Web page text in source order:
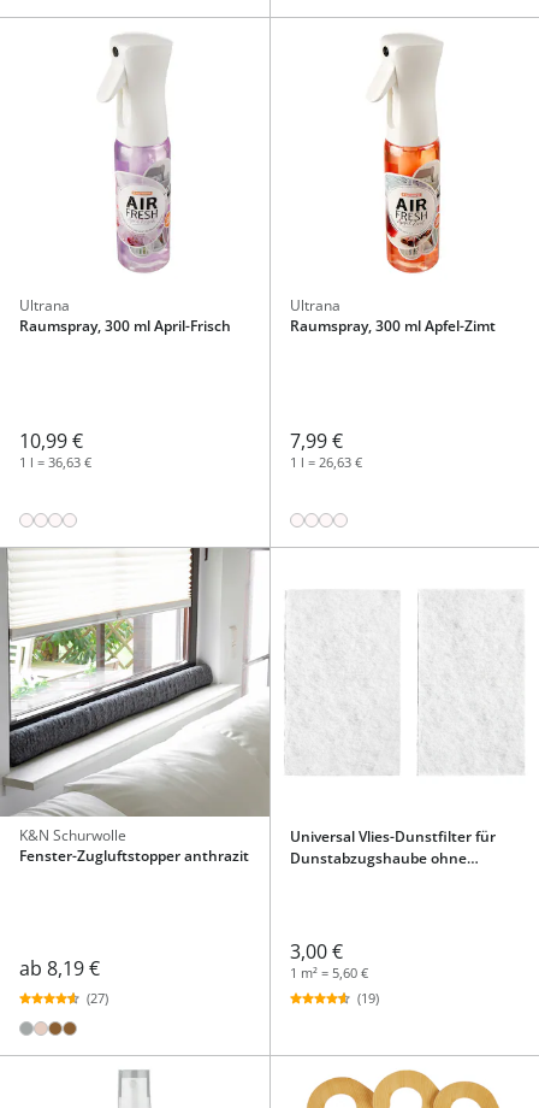
Ultrana
Raumspray, 300 ml April-Frisch
10,99 €
1 l = 36,63 €
Ultrana
Raumspray, 300 ml Apfel-Zimt
7,99 €
1 l = 26,63 €
K&N Schurwolle
Fenster-Zugluftstopper anthrazit
ab 8,19 €
(27)
Universal Vlies-Dunstfilter für
Dunstabzugshaube ohne
3,00 €
1 m² = 5,60 €
(19)